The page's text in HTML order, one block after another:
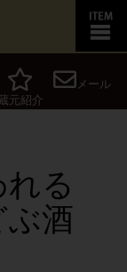
元紹介
メール
る
ぶ酒